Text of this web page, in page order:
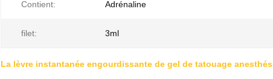
Contient: Adrénaline
filet: 3ml
La lèvre instantanée engourdissante de gel de tatouage